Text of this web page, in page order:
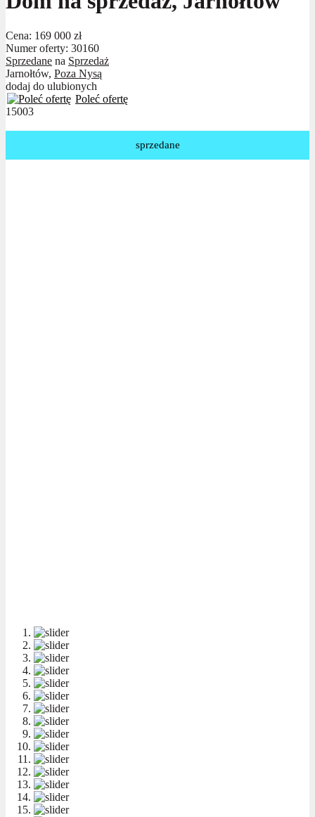
Cena: 169 000 zł
Numer oferty: 30160
Sprzedane na Sprzedaż
Jarnołtów, Poza Nysą
dodaj do ulubionych
Poleć ofertę
15003
sprzedane